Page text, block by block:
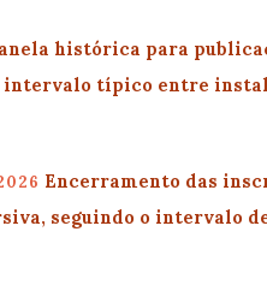
histórica para
intervalo típico entre
Encerramento das
, seguindo o intervalo